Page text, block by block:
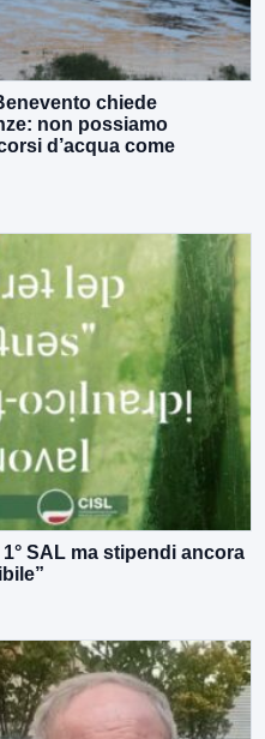
chiede
non possiamo
d’acqua come
SAL ma stipendi ancora